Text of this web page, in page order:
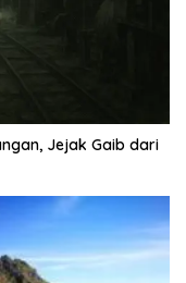
Jejak Gaib dari